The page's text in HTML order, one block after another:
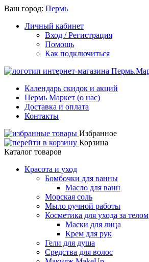
Ваш город: Пермь
Личный кабинет
Вход / Регистрация
Помощь
Как подключиться
Календарь скидок и акций
Пермь Маркет (о нас)
Доставка и оплата
Контакты
Избранное
Корзина
Каталог товаров
Красота и уход
Бомбочки для ванны
Масло для ванн
Морская соль
Мыло ручной работы
Косметика для ухода за телом
Маски для лица
Крем для рук
Гели для душа
Средства для волос